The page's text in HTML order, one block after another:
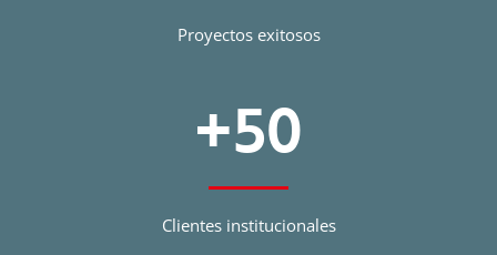
Proyectos exitosos
+50
Clientes institucionales